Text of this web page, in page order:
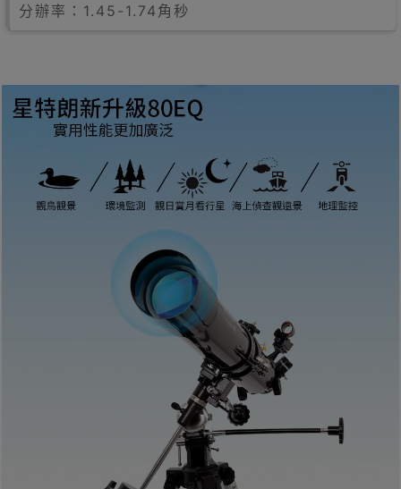
分辦率：1.45-1.74角秒